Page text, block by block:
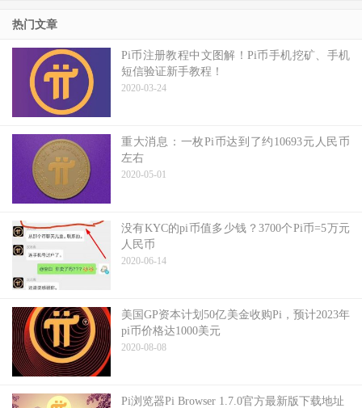
热门文章
Pi币注册教程中文图解！Pi币手机挖矿、手机
短信验证新手教程！
2020-03-24
重大消息：一枚Pi币达到了约10693元人民币
左右
2020-05-01
没有KYC的pi币值多少钱？3700个Pi币=5万元
人民币
2020-06-14
美国GP资本计划50亿美金收购Pi，预计2023年
pi币价格达1000美元
2020-08-08
Pi浏览器Pi Browser 1.7.0官方最新版下载地址